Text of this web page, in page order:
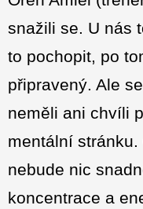
snažili se. U nás
to pochopit, po
připravený. Ale
neměli ani chvíli
mentální
nebude nic
koncentrace a